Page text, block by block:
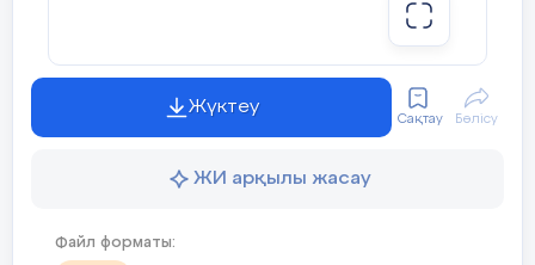
Жүктеу
Сақтау Бөлісу
ЖИ арқылы жасау
Файл форматы: